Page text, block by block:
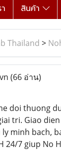
สินค้า
Thailand >
(66 อ่าน)
doi thuong
tri. Giao
ly minh bach,
24/7 giup